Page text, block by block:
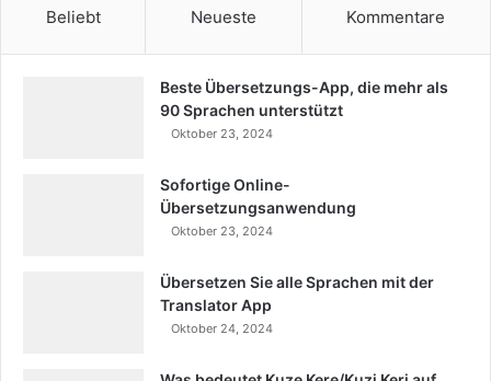
Beliebt Neueste Kommentare
Beste Übersetzungs-App, die mehr als
90 Sprachen unterstützt
Oktober 23, 2024
Sofortige Online-
Übersetzungsanwendung
Oktober 23, 2024
Übersetzen Sie alle Sprachen mit der
Translator App
Oktober 24, 2024